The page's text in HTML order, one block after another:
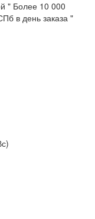
" Более 10 000
в день заказа "